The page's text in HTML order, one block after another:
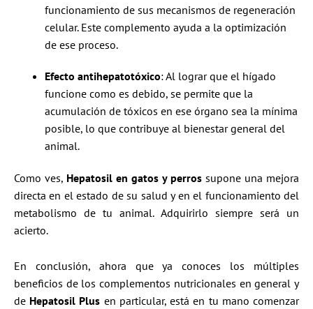
funcionamiento de sus mecanismos de regeneración
celular. Este complemento ayuda a la optimización
de ese proceso.
Efecto antihepatotóxico: Al lograr que el hígado
funcione como es debido, se permite que la
acumulación de tóxicos en ese órgano sea la mínima
posible, lo que contribuye al bienestar general del
animal.
Como ves, Hepatosil en gatos y perros supone una mejora
directa en el estado de su salud y en el funcionamiento del
metabolismo de tu animal. Adquirirlo siempre será un
acierto.
En conclusión, ahora que ya conoces los múltiples
beneficios de los complementos nutricionales en general y
de Hepatosil Plus en particular, está en tu mano comenzar